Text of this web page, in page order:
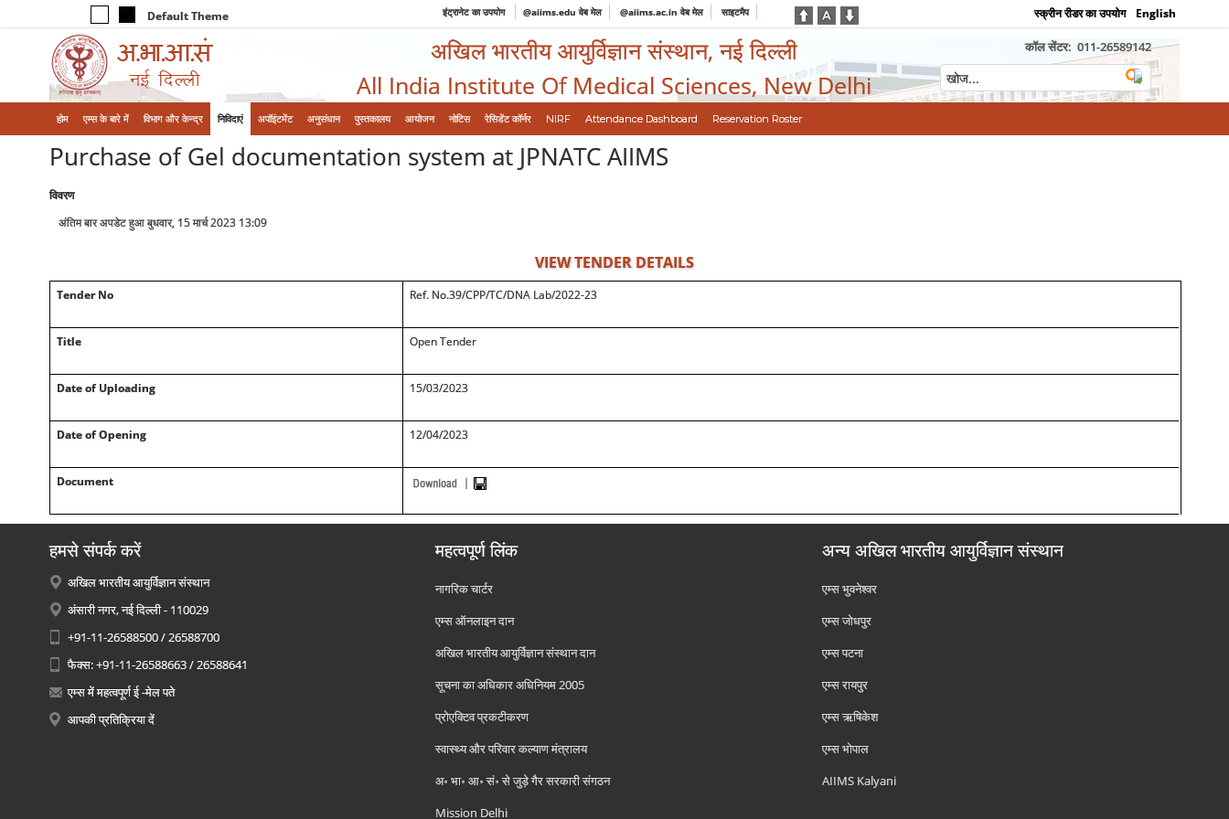
Default Theme इंट्रानेट का उपयोग @aiims.edu वेब मेल @aiims.ac.in वेब मेल साइटमैप स्क्रीन रीडर का उपयोग English
अखिल भारतीय आयुर्विज्ञान संस्थान, नई दिल्ली
All India Institute Of Medical Sciences, New Delhi
कॉल सेंटर: 011-26589142
होम एम्‍स के बारे में विभाग और केन्‍द्र निविदाएं अपॉइंटमेंट अनुसंधान पुस्तकालय आयोजन नोटिस रेसिडेंट कॉर्नर NIRF Attendance Dashboard Reservation Roster
Purchase of Gel documentation system at JPNATC AIIMS
विवरण
अंतिम बार अपडेट हुआ बुधवार, 15 मार्च 2023 13:09
VIEW TENDER DETAILS
Tender No Ref. No.39/CPP/TC/DNA Lab/2022-23
Title Open Tender
Date of Uploading 15/03/2023
Date of Opening 12/04/2023
Document
हमसे संपर्क करें
अखिल भारतीय आयुर्विज्ञान संस्थान
अंसारी नगर, नई दिल्ली - 110029
+91-11-26588500 / 26588700
फैक्स: +91-11-26588663 / 26588641
एम्स में महत्वपूर्ण ई -मेल पते
आपकी प्रतिक्रिया दें
महत्वपूर्ण लिंक
नागरिक चार्टर
एम्स ऑनलाइन दान
अखिल भारतीय आयुर्विज्ञान संस्थान दान
सूचना का अधिकार अधिनियम 2005
प्रोएक्टिव प्रकटीकरण
स्वास्थ्य और परिवार कल्याण मंत्रालय
अ॰ भा॰ आ॰ सं॰ से जुड़े गैर सरकारी संगठन
Mission Delhi
अन्य अखिल भारतीय आयुर्विज्ञान संस्थान
एम्‍स भुवनेश्वर
एम्‍स जोधपुर
एम्‍स पटना
एम्‍स रायपुर
एम्‍स ऋषिकेश
एम्‍स भोपाल
AIIMS Kalyani